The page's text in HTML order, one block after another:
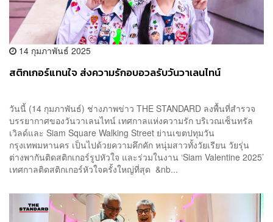
14 กุมภาพันธ์ 2025
สติกเกอร์แทนใจ ส่งความรักอบอวลรับวันวาเลนไทน์
วันนี้ (14 กุมภาพันธ์) ช่างภาพข่าว THE STANDARD ลงพื้นที่สำรวจ
บรรยากาศของวันวาเลนไทน์ เทศกาลแห่งความรัก บริเวณเซ็นทรัล
เวิลด์และ Siam Square Walking Street ย่านเขตปทุมวัน
กรุงเทพมหานคร เป็นไปด้วยความคึกคัก หนุ่มสาวทั้งวัยเรียน วัยรุ่น
ต่างพากันติดสติกเกอร์รูปหัวใจ และร่วมในงาน ‘Siam Valentine 2025’
เทศกาลติดสติกเกอร์หัวใจครั้งใหญ่ที่สุด &nb...